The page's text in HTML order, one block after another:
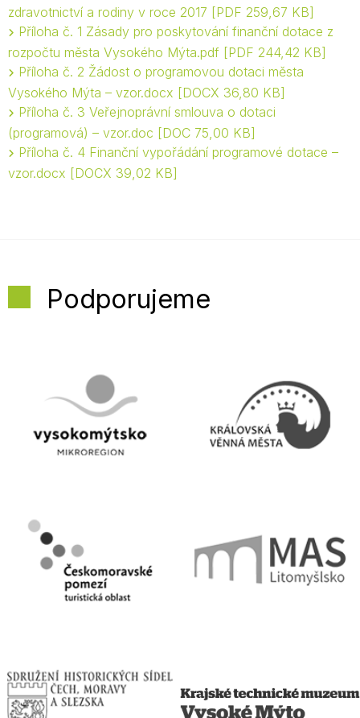
zdravotnictví a rodiny v roce 2017
PDF 259,67 KB
Příloha č. 1 Zásady pro poskytování finanční dotace z
rozpočtu města Vysokého Mýta.pdf PDF 244,42 KB
Příloha č. 2 Žádost o programovou dotaci města
Vysokého Mýta – vzor.docx
DOCX 36,80 KB
Příloha č. 3 Veřejnoprávní smlouva o dotaci
(programová) – vzor.doc
DOC 75,00 KB
Příloha č. 4 Finanční vypořádání programové dotace –
vzor.docx
DOCX 39,02 KB
Podporujeme